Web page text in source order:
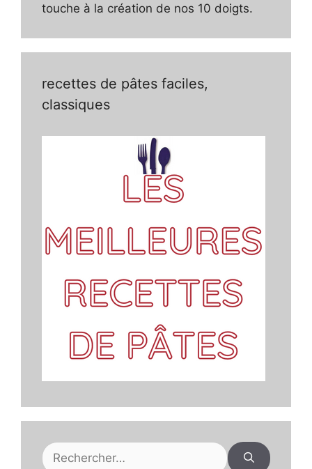
touche à la création de nos 10 doigts.
recettes de pâtes faciles,
classiques
Rechercher :